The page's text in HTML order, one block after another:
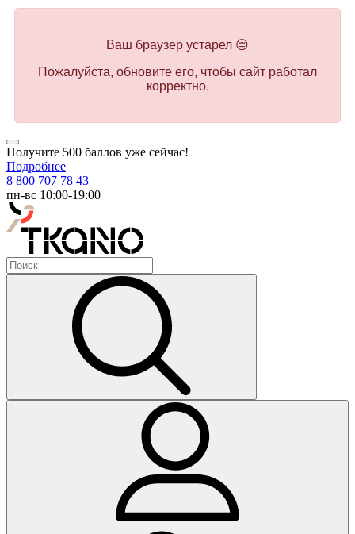
Ваш браузер устарел 😔
Пожалуйста, обновите его, чтобы сайт работал
корректно.
Получите 500 баллов уже сейчас!
Подробнее
8 800 707 78 43
пн-вс 10:00-19:00